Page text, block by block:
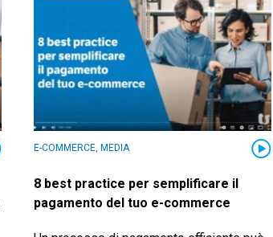
E-COMMERCE, MEDIA
8 best practice per semplificare il
pagamento del tuo e-commerce